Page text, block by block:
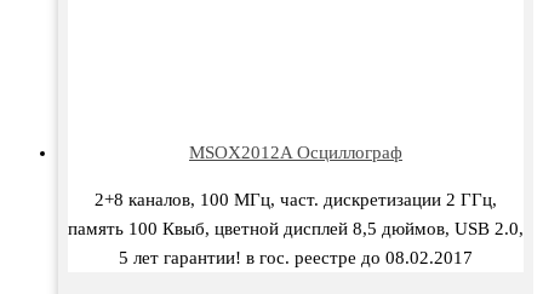
MSOX2012A Осциллограф
2+8 каналов, 100 МГц, част. дискретизации 2 ГГц,
память 100 Квыб, цветной дисплей 8,5 дюймов, USB 2.0,
5 лет гарантии! в гос. реестре до 08.02.2017